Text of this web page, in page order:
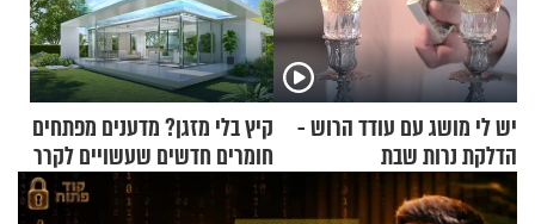
יש לי מושג עם עודד הרוש -
הדלקת נרות שבת
קיץ בלי מזגן? מדענים מפתחים
חומרים חדשים שעשויים לקרר
בתים